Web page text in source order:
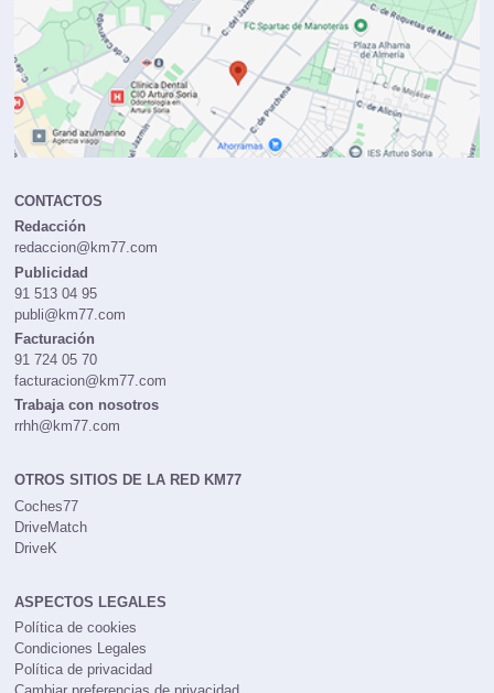
CONTACTOS
Redacción
redaccion@km77.com
Publicidad
91 513 04 95
publi@km77.com
Facturación
91 724 05 70
facturacion@km77.com
Trabaja con nosotros
rrhh@km77.com
OTROS SITIOS DE LA RED KM77
Coches77
DriveMatch
DriveK
ASPECTOS LEGALES
Política de cookies
Condiciones Legales
Política de privacidad